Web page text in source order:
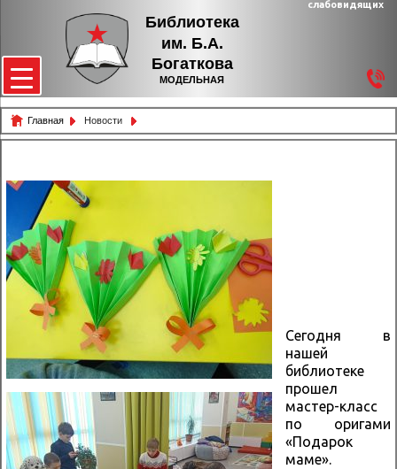
Библиотека
им. Б.А.
Богаткова
МОДЕЛЬНАЯ
слабовидящих
Главная Новости
Сегодня в
нашей
библиотеке
прошел
мастер-класс
по оригами
«Подарок
маме».